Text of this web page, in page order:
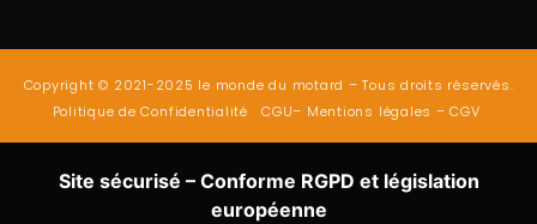
Copyright © 2021-2025 le monde du motard – Tous droits réservés.
Politique de Confidentialité
CGU– Mentions légales –CGV
Site sécurisé – Conforme RGPD et législation
européenne